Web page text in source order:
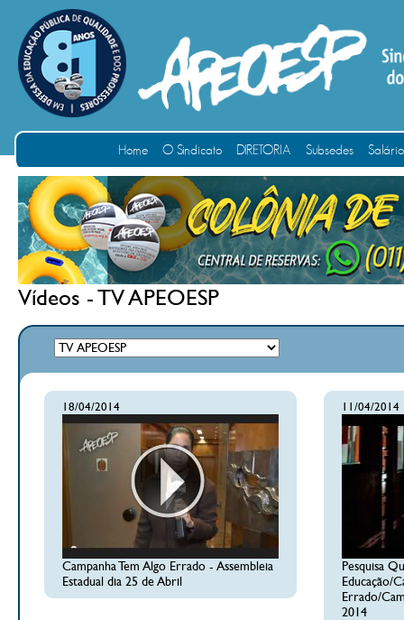
Home O Sindicato DIRETORIA Subsedes
Vídeos - TV APEOESP
18/04/2014
Campanha Tem Algo Errado - Assembleia
Estadual dia 25 de Abril
11/04/2014
Pesquisa
Educação/
Errado/
2014